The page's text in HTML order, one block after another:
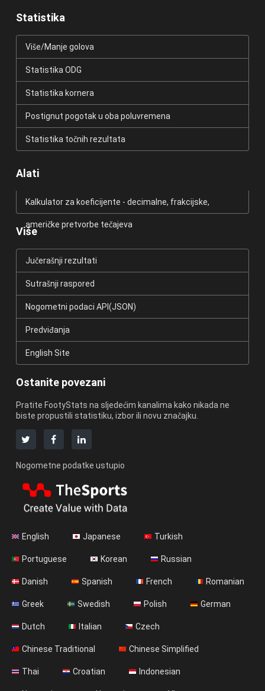
Statistika
Više/Manje golova
Statistika ODG
Statistika kornera
Postignut pogotak u oba poluvremena
Statistika točnih rezultata
Alati
Kalkulator za koeficijente - decimalne, frakcijske,
američke pretvorbe tečajeva
Više
Jučerašnji rezultati
Sutrašnji raspored
Nogometni podaci API(JSON)
Predviđanja
English Site
Ostanite povezani
Pratite FootyStats na sljedećim kanalima kako nikada ne
biste propustili statistiku, izbor ili novu značajku.
Nogometne podatke ustupio
English Japanese Turkish
Portuguese Korean Russian
Danish Spanish French Romanian
Greek Swedish Polish German
Dutch Italian Czech
Chinese Traditional Chinese Simplified
Thai Croatian Indonesian